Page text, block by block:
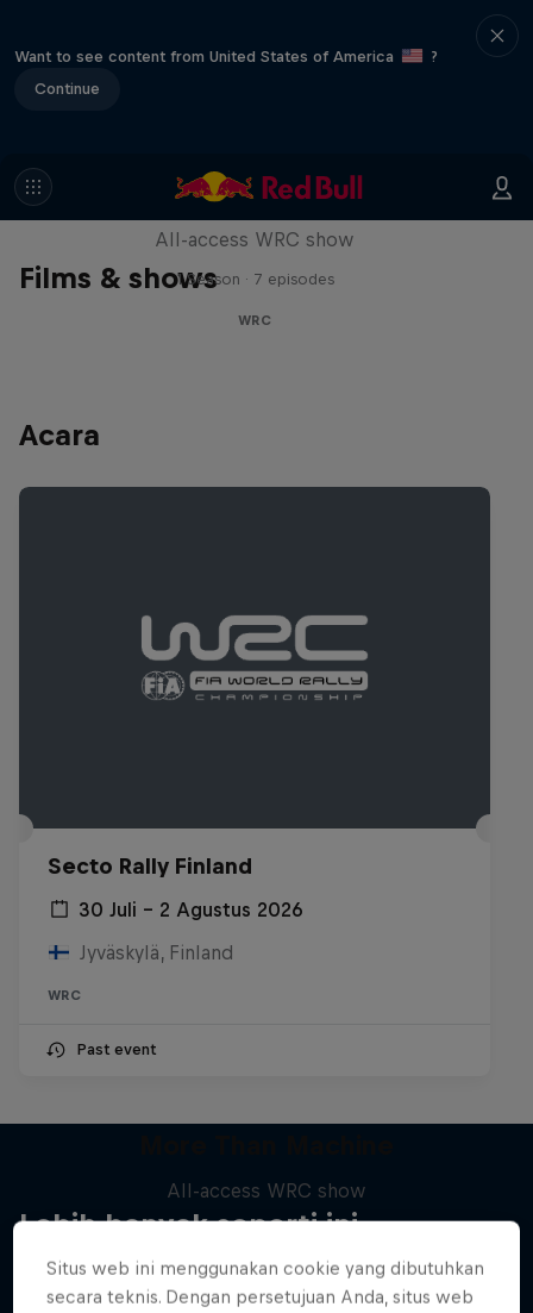
Want to see content from United States of America
?
Continue
Films & shows
More Than Machine
All-access WRC show
1 Season · 7 episodes
WRC
Acara
Secto Rally Finland
30 Juli – 2 Agustus 2026
Jyväskylä, Finland
WRC
Past event
Lebih banyak seperti ini
All-access WRC show
WRC
Situs web ini menggunakan cookie yang dibutuhkan
secara teknis. Dengan persetujuan Anda, situs web